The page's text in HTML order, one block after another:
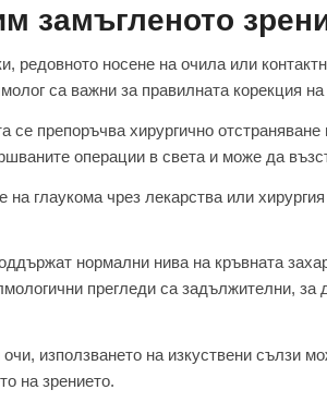
замъгленото
редовното носене на очила или
са важни за правилната корекция
се препоръчва хирургично
операции в света и може да
на глаукома чрез лекарства или
нормални нива на кръвната
прегледи са задължителни, за
очи, използването на изкуствени сълзи
на зрението.